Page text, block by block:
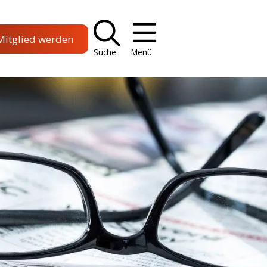
werden
Suche Menü